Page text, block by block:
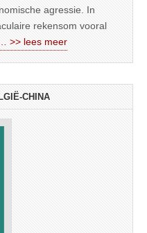
agressie. In
rekensom vooral
… >> lees meer
CHINA